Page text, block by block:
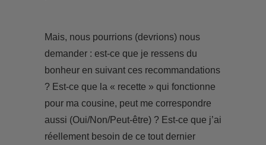
Mais, nous pourrions (devrions) nous
demander : est-ce que je ressens du
bonheur en suivant ces recommandations
? Est-ce que la « recette » qui fonctionne
pour ma cousine, peut me correspondre
aussi (Oui/Non/Peut-être) ? Est-ce que j’ai
réellement besoin de ce tout dernier